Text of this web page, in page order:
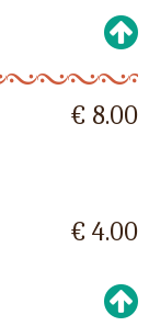
€ 8.00
€ 4.00